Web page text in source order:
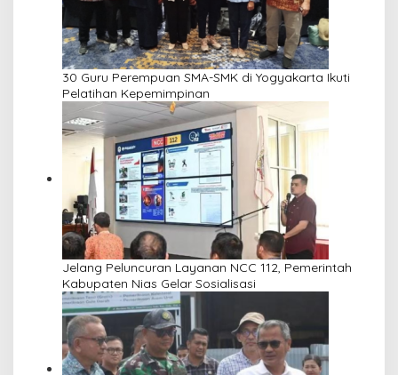
30 Guru Perempuan SMA-SMK di Yogyakarta Ikuti
Pelatihan Kepemimpinan
Jelang Peluncuran Layanan NCC 112, Pemerintah
Kabupaten Nias Gelar Sosialisasi